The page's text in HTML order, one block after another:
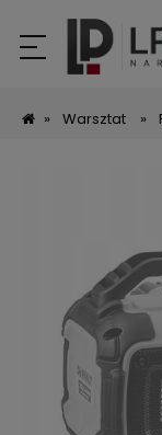
» Warsztat »